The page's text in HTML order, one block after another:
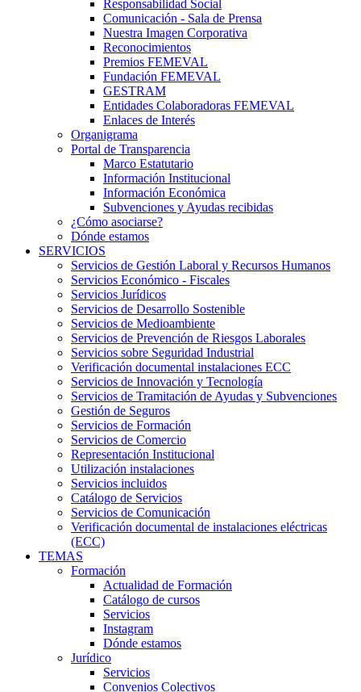
Responsabilidad Social
Comunicación - Sala de Prensa
Nuestra Imagen Corporativa
Reconocimientos
Premios FEMEVAL
Fundación FEMEVAL
GESTRAM
Entidades Colaboradoras FEMEVAL
Enlaces de Interés
Organigrama
Portal de Transparencia
Marco Estatutario
Información Institucional
Información Económica
Subvenciones y Ayudas recibidas
¿Cómo asociarse?
Dónde estamos
SERVICIOS
Servicios de Gestión Laboral y Recursos Humanos
Servicios Económico - Fiscales
Servicios Jurídicos
Servicios de Desarrollo Sostenible
Servicios de Medioambiente
Servicios de Prevención de Riesgos Laborales
Servicios sobre Seguridad Industrial
Verificación documental instalaciones ECC
Servicios de Innovación y Tecnología
Servicios de Tramitación de Ayudas y Subvenciones
Gestión de Seguros
Servicios de Formación
Servicios de Comercio
Representación Institucional
Utilización instalaciones
Servicios incluidos
Catálogo de Servicios
Servicios de Comunicación
Verificación documental de instalaciones eléctricas
(ECC)
TEMAS
Formación
Actualidad de Formación
Catálogo de cursos
Servicios
Instagram
Dónde estamos
Jurídico
Servicios
Convenios Colectivos